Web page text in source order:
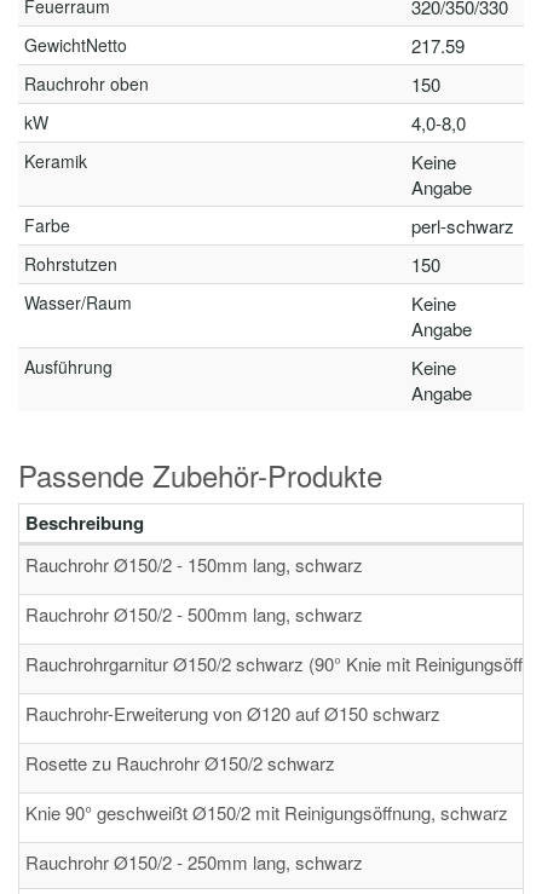
Feuerraum 320/350/330
GewichtNetto 217.59
Rauchrohr oben 150
kW 4,0-8,0
Keramik
Keine
Angabe
Farbe perl-schwarz
Rohrstutzen 150
Wasser/Raum
Keine
Angabe
Ausführung
Keine
Angabe
Passende Zubehör-Produkte
Beschreibung
Rauchrohr Ø150/2 - 150mm lang, schwarz
Rauchrohr Ø150/2 - 500mm lang, schwarz
Rauchrohrgarnitur Ø150/2 schwarz (90° Knie mit
Rauchrohr-Erweiterung von Ø120 auf Ø150 schwarz
Rosette zu Rauchrohr Ø150/2 schwarz
Knie 90° geschweißt Ø150/2 mit Reinigungsöffnung, schwarz
Rauchrohr Ø150/2 - 250mm lang, schwarz